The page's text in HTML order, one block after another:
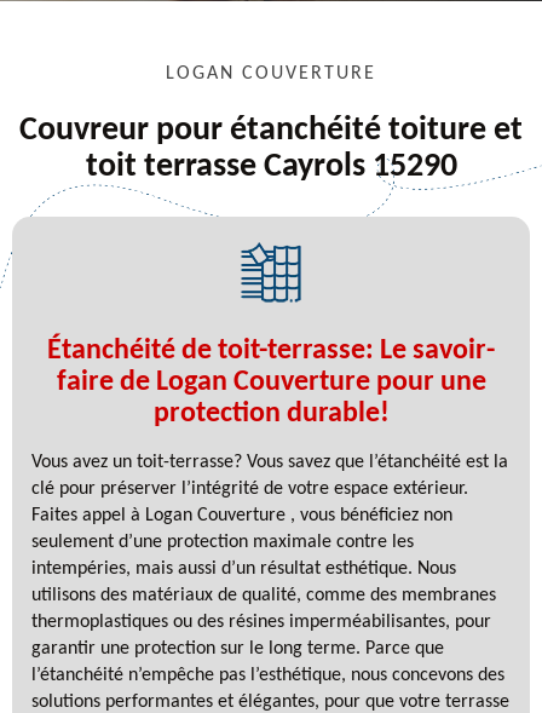
LOGAN COUVERTURE
Couvreur pour étanchéité toiture et
toit terrasse Cayrols 15290
Étanchéité de toit-terrasse: Le savoir-
faire de Logan Couverture pour une
protection durable!
Vous avez un toit-terrasse? Vous savez que l’étanchéité est la
clé pour préserver l’intégrité de votre espace extérieur.
Faites appel à Logan Couverture , vous bénéficiez non
seulement d’une protection maximale contre les
intempéries, mais aussi d’un résultat esthétique. Nous
utilisons des matériaux de qualité, comme des membranes
thermoplastiques ou des résines imperméabilisantes, pour
garantir une protection sur le long terme. Parce que
l’étanchéité n’empêche pas l’esthétique, nous concevons des
solutions performantes et élégantes, pour que votre terrasse